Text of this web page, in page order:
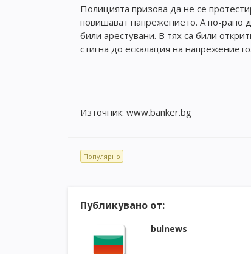
Полицията призова да не се
повишават напрежението. А по-рано
били арестувани. В тях са били
стигна до ескалация на напрежението.
Източник: www.banker.bg
Популярно
Публикувано от:
bulnews